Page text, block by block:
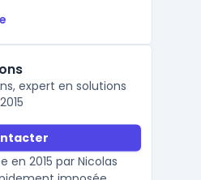
expert en solutions
en 2015 par Nicolas